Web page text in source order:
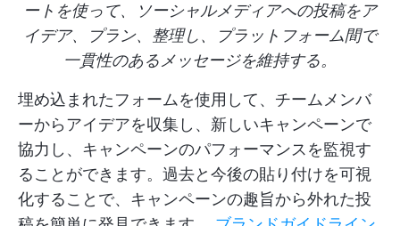
ートを使って、ソーシャルメディアへの投稿をア
イデア、プラン、整理し、プラットフォーム間で
一貫性のあるメッセージを維持する。
埋め込まれたフォームを使用して、チームメンバ
ーからアイデアを収集し、新しいキャンペーンで
協力し、キャンペーンのパフォーマンスを監視す
ることができます。過去と今後の貼り付けを可視
化することで、キャンペーンの趣旨から外れた投